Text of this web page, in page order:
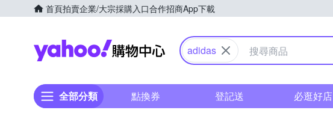
首頁拍賣企業/大宗採購入口合作招商App下載
Yahoo購物中心
adidas
全部分類 點換券 登記送 必逛好店